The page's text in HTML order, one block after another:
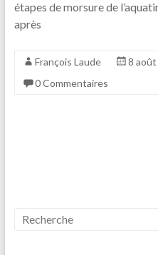
étapes de morsure de
après
François Laude 8
0 Commentaires